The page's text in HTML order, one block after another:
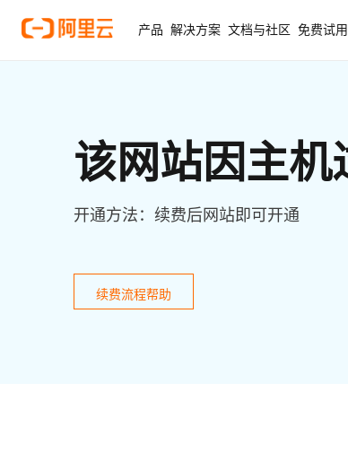
产品 解决方案 文档与社区 免费试用
该网站因主
开通方法：续费后网站即可开通
续费流程帮助